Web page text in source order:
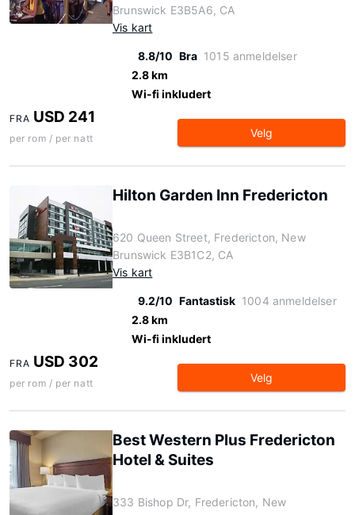
Brunswick E3B5A6, CA
Vis kart
8.8/10 Bra 1015 anmeldelser
2.8 km
Wi-fi inkludert
FRA USD 241
per rom / per natt Velg
Hilton Garden Inn Fredericton
620 Queen Street, Fredericton, New
Brunswick E3B1C2, CA
Vis kart
9.2/10 Fantastisk 1004 anmeldelser
2.8 km
Wi-fi inkludert
FRA USD 302
per rom / per natt Velg
Best Western Plus Fredericton
Hotel & Suites
333 Bishop Dr, Fredericton, New